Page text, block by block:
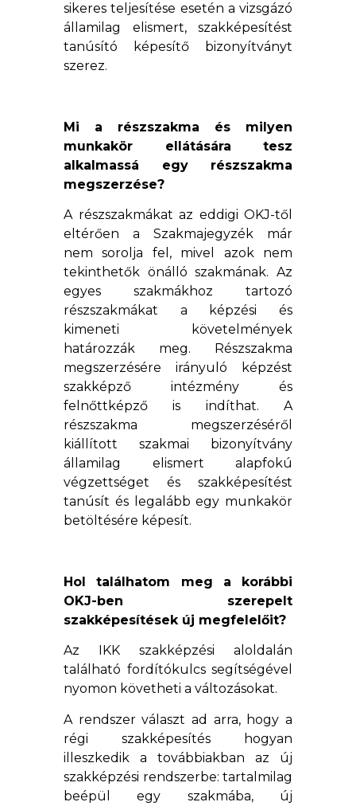
sikeres teljesítése esetén a vizsgázó
államilag elismert, szakképesítést
tanúsító képesítő bizonyítványt
szerez.
Mi a részszakma és milyen
munkakör ellátására tesz
alkalmassá egy részszakma
megszerzése?
A részszakmákat az eddigi OKJ-től
eltérően a Szakmajegyzék már
nem sorolja fel, mivel azok nem
tekinthetők önálló szakmának. Az
egyes szakmákhoz tartozó
részszakmákat a képzési és
kimeneti követelmények
határozzák meg. Részszakma
megszerzésére irányuló képzést
szakképző intézmény és
felnőttképző is indíthat. A
részszakma megszerzéséről
kiállított szakmai bizonyítvány
államilag elismert alapfokú
végzettséget és szakképesítést
tanúsít és legalább egy munkakör
betöltésére képesít.
Hol találhatom meg a korábbi
OKJ-ben szerepelt
szakképesítések új megfelelőit?
Az IKK szakképzési aloldalán
található fordítókulcs segítségével
nyomon követheti a változásokat.
A rendszer választ ad arra, hogy a
régi szakképesítés hogyan
illeszkedik a továbbiakban az új
szakképzési rendszerbe: tartalmilag
beépül egy szakmába, új